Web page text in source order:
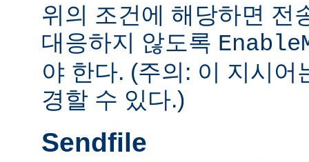
위의 조건에 해당하면 전
대응하지 않도록
야 한다. (주의: 이 지시어
경할 수 있다.)
Sendfile